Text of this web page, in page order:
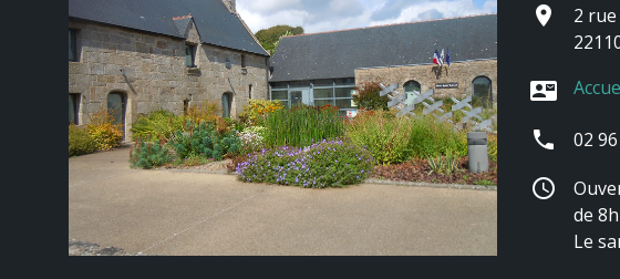
place
2
contact_mail
phone 02
schedule
de
Le